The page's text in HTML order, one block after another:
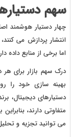
سهم
چهار دستیار هوشمند
انتشار پردازش می
اما برخی از منابع داده
درک سهم بازار برای
بهینه سازی خود را
دستیارهای دیجیتال،
متفاوتی دارند،
می توانید تجزیه و